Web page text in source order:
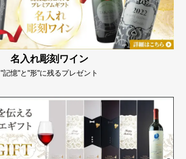
名入れ彫刻ワイン
"記憶"と"形"に残るプレゼント